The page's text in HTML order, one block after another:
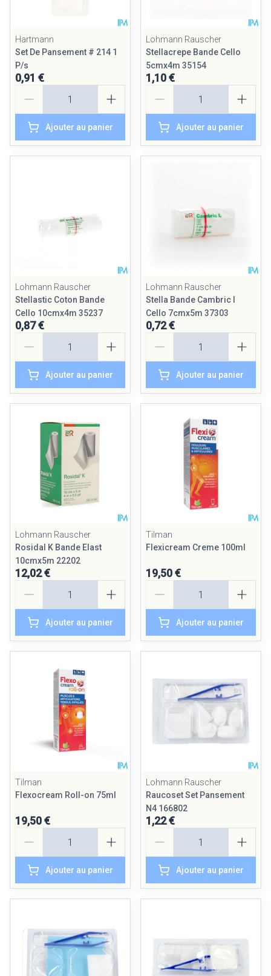
Hartmann
Set De Pansement # 214 1
P/s
0,91 €
Ajouter au panier
Lohmann Rauscher
Stellacrepe Bande Cello
5cmx4m 35154
1,10 €
Ajouter au panier
Lohmann Rauscher
Stellastic Coton Bande
Cello 10cmx4m 35237
0,87 €
Ajouter au panier
Lohmann Rauscher
Stella Bande Cambric l
Cello 7cmx5m 37303
0,72 €
Ajouter au panier
Lohmann Rauscher
Rosidal K Bande Elast
10cmx5m 22202
12,02 €
Ajouter au panier
Tilman
Flexicream Creme 100ml
19,50 €
Ajouter au panier
Tilman
Flexocream Roll-on 75ml
19,50 €
Ajouter au panier
Lohmann Rauscher
Raucoset Set Pansement
N4 166802
1,22 €
Ajouter au panier